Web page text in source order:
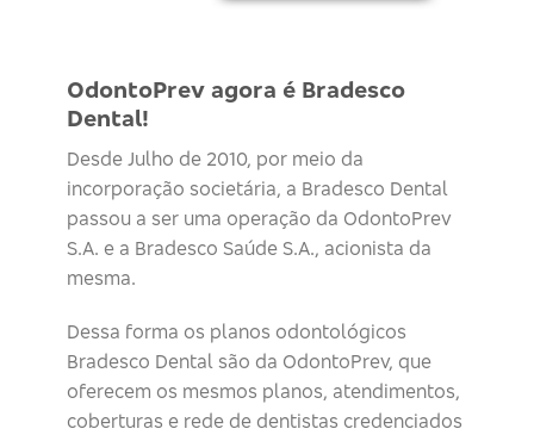
OdontoPrev agora é Bradesco
Dental!
Desde Julho de 2010, por meio da
incorporação societária, a Bradesco Dental
passou a ser uma operação da OdontoPrev
S.A. e a Bradesco Saúde S.A., acionista da
mesma.
Dessa forma os planos odontológicos
Bradesco Dental são da OdontoPrev, que
oferecem os mesmos planos, atendimentos,
coberturas e rede de dentistas credenciados